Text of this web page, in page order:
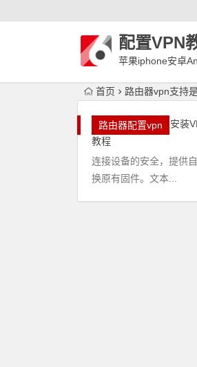
配置VPN
苹果iphone安卓
首页 路由器vpn支持
路由器配置vpn
连接设备的安全，提供
换原有固件。文本...